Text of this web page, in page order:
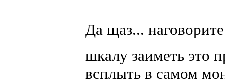
Да щаз...
шкалу заиметь это
всплыть в самом